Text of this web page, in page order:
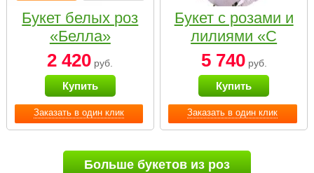
Заказать в один клик
Букет белых роз
«Белла»
2 420 руб.
Купить
Заказать в один клик
Букет с розами и
лилиями «С
наилучшими
пожеланиями»
5 740руб.
Купить
Больше букетов из роз